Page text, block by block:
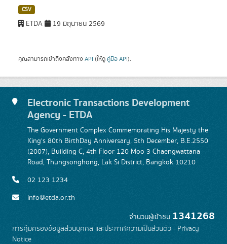
CSV
ETDA 19 มิถุนายน 2569
คุณสามารถเข้าถึงคลังทาง API (ให้ดู คู่มือ API).
Electronic Transactions Development
Agency - ETDA
The Government Complex Commemorating His Majesty the
King's 80th BirthDay Anniversary, 5th December, B.E.2550
(2007), Building C, 4th Floor 120 Moo 3 Chaengwattana
Road, Thungsonghong, Lak Si District, Bangkok 10210
02 123 1234
info@etda.or.th
จำนวนผู้เข้าชม 1341268
การคุ้มครองข้อมูลส่วนบุคคล และประกาศความเป็นส่วนตัว - Privacy
Notice